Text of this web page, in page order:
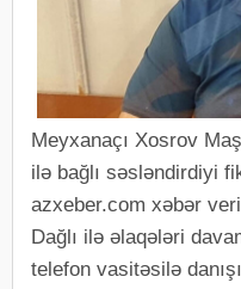
Meyxanaçı Xosrov
ilə bağlı səsləndirdiyi
azxeber.com xəbər
Dağlı ilə əlaqələri
telefon vasitəsilə